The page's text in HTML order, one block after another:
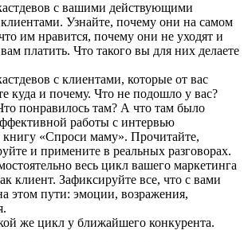
с вашими действующими
Узнайте, почему они на самом
им нравится, почему они не уходят и
платить. Что такого вы для них делаете
с клиентами, которые от вас
куда и почему. Что не подошло у вас?
понравилось там? А что там было
работы с интервью
книгу «Спроси маму». Прочитайте,
и примените в реальных разговорах.
весь цикл вашего маркетинга
клиент. Зафиксируйте все, что с вами
этом пути: эмоции, возражения,
же цикл у ближайшего конкурента.